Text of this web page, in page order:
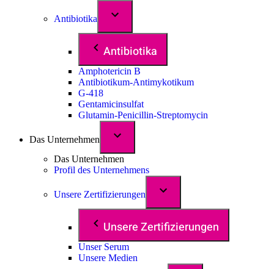
Antibiotika
Antibiotika
Amphotericin B
Antibiotikum-Antimykotikum
G-418
Gentamicinsulfat
Glutamin-Penicillin-Streptomycin
Das Unternehmen
Das Unternehmen
Profil des Unternehmens
Unsere Zertifizierungen
Unsere Zertifizierungen
Unser Serum
Unsere Medien